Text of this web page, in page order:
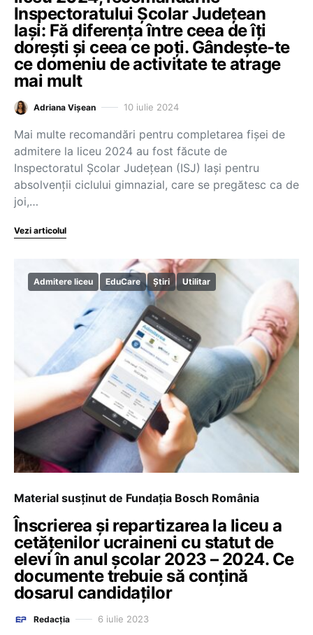
Inspectoratului Școlar Județean
Iași: Fă diferența între ceea de îți
dorești și ceea ce poți. Gândește-te
ce domeniu de activitate te atrage
mai mult
Adriana Vișean 10 iulie 2024
Mai multe recomandări pentru completarea fișei de
admitere la liceu 2024 au fost făcute de
Inspectoratul Școlar Județean (ISJ) Iași pentru
absolvenții ciclului gimnazial, care se pregătesc ca de
joi,…
Vezi articolul
Admitere liceu EduCare Știri Utilitar
Material susținut de Fundația Bosch România
Înscrierea și repartizarea la liceu a
cetățenilor ucraineni cu statut de
elevi în anul școlar 2023 – 2024. Ce
documente trebuie să conțină
dosarul candidaților
Redacția 6 iulie 2023